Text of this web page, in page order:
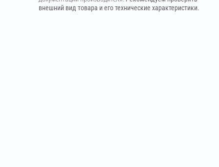
внешний вид товара и его технические характеристики.